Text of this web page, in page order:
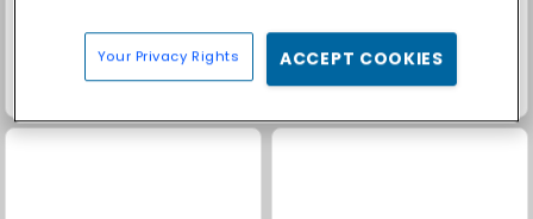
Your Privacy Rights ACCEPT COOKIES